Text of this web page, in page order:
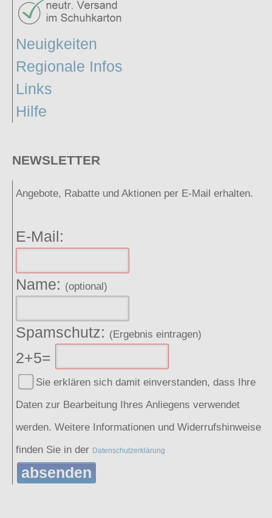
Neuigkeiten
Regionale Infos
Links
Hilfe
NEWSLETTER
Angebote, Rabatte und Aktionen per E-Mail erhalten.
E-Mail:
Name: (optional)
Spamschutz: (Ergebnis eintragen)
2+5=
Sie erklären sich damit einverstanden, dass Ihre
Daten zur Bearbeitung Ihres Anliegens verwendet
werden. Weitere Informationen und Widerrufshinweise
finden Sie in der Datenschutzerklärung
absenden